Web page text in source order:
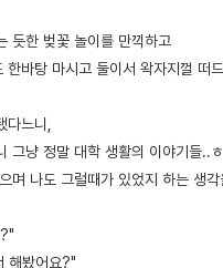
듯한 벚꽃 놀이를 만끽하고
한바탕 마시고 둘이서 왁자지껄 떠
느니,
그냥 정말 대학 생활의 이야기들..ㅎ
며 나도 그럴때가 있었지 하는 생
해봤어요?"